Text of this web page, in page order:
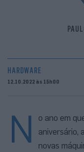
HARDWARE
12.10.2022 às 15h00
N
o ano em
aniversário,
novas